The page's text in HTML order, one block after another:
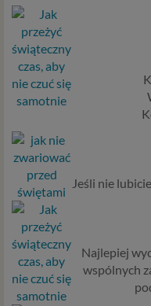
Jeśli nie
Najlepiej
wspólnych